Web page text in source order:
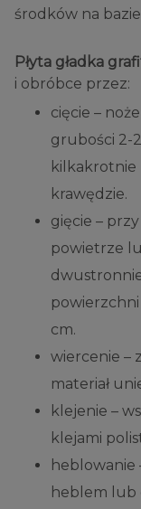
środków na
Płyta gładka
i obróbce przez:
cięcie –
grubości 2-
kilkakrotnie
krawędzie.
gięcie –
powietrze
powierzchni
cm.
wiercenie –
materiał
klejenie –
klejami
heblowanie
heblem lub